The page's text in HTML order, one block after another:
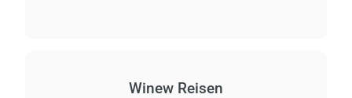
Winew Reisen